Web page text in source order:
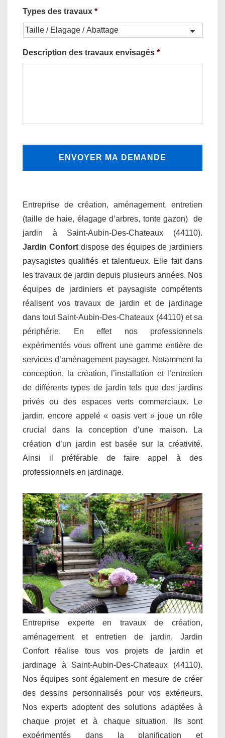
Types des travaux *
Description des travaux envisagés *
Entreprise de création, aménagement, entretien
(taille de haie, élagage d’arbres, tonte gazon) de
jardin à Saint-Aubin-Des-Chateaux (44110).
Jardin Confortdispose des équipes de jardiniers
paysagistes qualifiés et talentueux. Elle fait dans
les travaux de jardin depuis plusieurs années. Nos
équipes de jardiniers et paysagiste compétents
réalisent vos travaux de jardin et de jardinage
dans tout Saint-Aubin-Des-Chateaux (44110) et sa
périphérie. En effet nos professionnels
expérimentés vous offrent une gamme entière de
services d’aménagement paysager. Notamment la
conception, la création, l’installation et l’entretien
de différents types de jardin tels que des jardins
privés ou des espaces verts commerciaux. Le
jardin, encore appelé « oasis vert » joue un rôle
crucial dans la conception d’une maison. La
création d’un jardin est basée sur la créativité.
Ainsi il préférable de faire appel à des
professionnels en jardinage.
Entreprise experte en travaux de création,
aménagement et entretien de jardin, Jardin
Confort réalise tous vos projets de jardin et
jardinage à Saint-Aubin-Des-Chateaux (44110).
Nos équipes sont également en mesure de créer
des dessins personnalisés pour vos extérieurs.
Nos experts adoptent des solutions adaptées à
chaque projet et à chaque situation. Ils sont
expérimentés dans la planification et